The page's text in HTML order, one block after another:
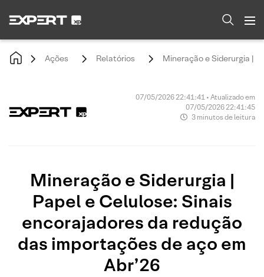
Ações Relatórios Mineração e Siderurgia |
07/05/2026 22:41:41 • Atualizado em
07/05/2026 22:41:45
3 minutos de leitura
Mineração e Siderurgia |
Papel e Celulose: Sinais
encorajadores da redução
das importações de aço em
Abr’26